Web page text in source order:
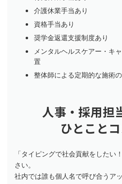
介護休業手当あり
資格手当あり
奨学金返還支援制度あり
メンタルヘルスケアー・キ
置
整体師による定期的な施術
人事・採用担
ひとこと
「タイピングで社会貢献をしたい
さい。
社内では誰も個人名で呼び合うア